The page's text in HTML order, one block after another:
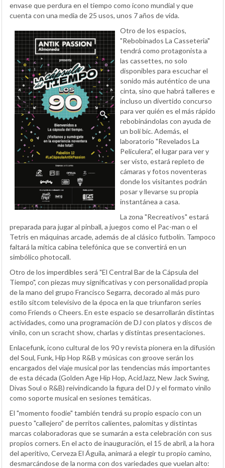
envase que perdura en el tiempo como icono mundial y que
cuenta con una media de 25 usos, unos 7 años de vida.
Otro de los espacios,
"Rebobinados La Casseteria"
tendrá como protagonista a
las cassettes, no solo
disponibles para escuchar el
sonido más auténtico de una
cinta, sino que habrá talleres e
incluso un divertido concurso
para ver quién es el más rápido
rebobinándolas con ayuda de
un boli bic. Además, el
laboratorio "Revelados La
Peliculera", el lugar para ver y
ser visto, estará repleto de
cámaras y fotos noventeras
donde los visitantes podrán
posar y llevarse su propia
instantánea a casa.
La zona "Recreativos" estará
preparada para jugar al pinball, a juegos como el Pac-man o el
Tetris en máquinas arcade, además de al clásico futbolín. Tampoco
faltará la mítica cabina telefónica que se convertirá en un
simbólico photocall.
Otro de los imperdibles será "El Central Bar de la Cápsula del
Tiempo", con piezas muy significativas y con personalidad propia
de la mano del grupo Francisco Segarra, decorado al más puro
estilo sitcom televisivo de la época en la que triunfaron series
como Friends o Cheers. En este espacio se desarrollarán distintas
actividades, como una programación de DJ con platos y discos de
vinilo, con un scracht show, charlas y distintas presentaciones.
Enlacefunk, icono cultural de los 90 y revista pionera en la difusión
del Soul, Funk, Hip Hop R&B y músicas con groove serán los
encargados del viaje musical por las tendencias más importantes
de esta década (Golden Age Hip Hop, AcidJazz, New Jack Swing,
Divas Soul o R&B) reivindicando la figura del DJ y el formato vinilo
como soporte musical en sesiones temáticas.
El "momento foodie" también tendrá su propio espacio con un
puesto "callejero" de perritos calientes, palomitas y distintas
marcas colaboradoras que se sumarán a esta celebración con sus
propios corners. En el acto de inauguración, el 15 de abril, a la hora
del aperitivo, Cerveza El Águila, animará a elegir tu propio camino,
desmarcándose de la norma con dos variedades que vuelan alto: